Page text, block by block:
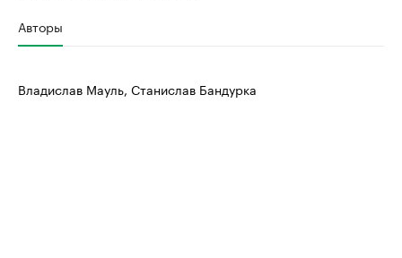
Авторы
Владислав Мауль, Станислав Бандурка